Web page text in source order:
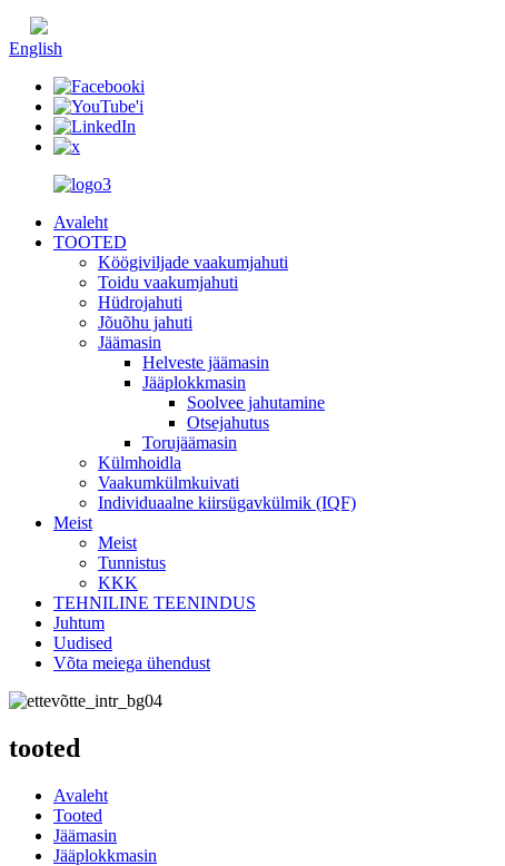
English
Avaleht
TOOTED
Köögiviljade vaakumjahuti
Toidu vaakumjahuti
Hüdrojahuti
Jõuõhu jahuti
Jäämasin
Helveste jäämasin
Jääplokkmasin
Soolvee jahutamine
Otsejahutus
Torujäämasin
Külmhoidla
Vaakumkülmkuivati
Individuaalne kiirsügavkülmik (IQF)
Meist
Meist
Tunnistus
KKK
TEHNILINE TEENINDUS
Juhtum
Uudised
Võta meiega ühendust
tooted
Avaleht
Tooted
Jäämasin
Jääplokkmasin